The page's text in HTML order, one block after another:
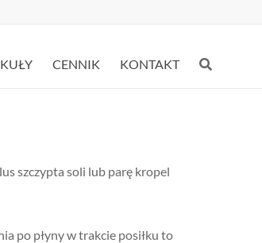
CENNIK KONTAKT
szczypta soli lub parę kropel
po płyny w trakcie posiłku to